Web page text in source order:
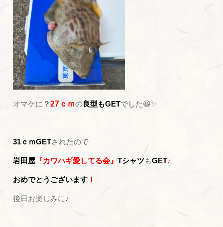
オマケに ？27ｃｍの良型もGETでした😆✨
31ｃｍGETされたので
岩田屋 『カワハギ愛してる会』Tシャツ もGET♪
おめでとうございます ！
後日お楽しみに♪